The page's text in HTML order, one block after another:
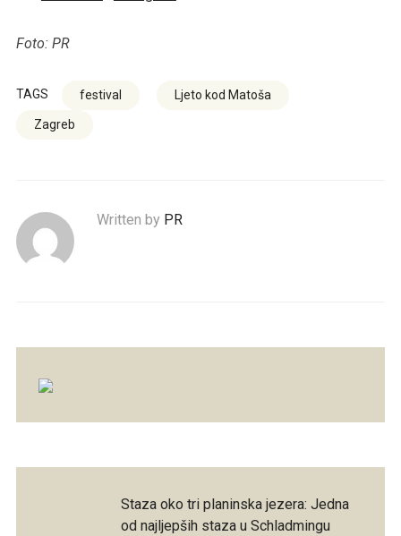
Foto: PR
TAGS festival Ljeto kod Matoša
Zagreb
Written by PR
Staza oko tri planinska jezera: Jedna
od najljepših staza u Schladmingu